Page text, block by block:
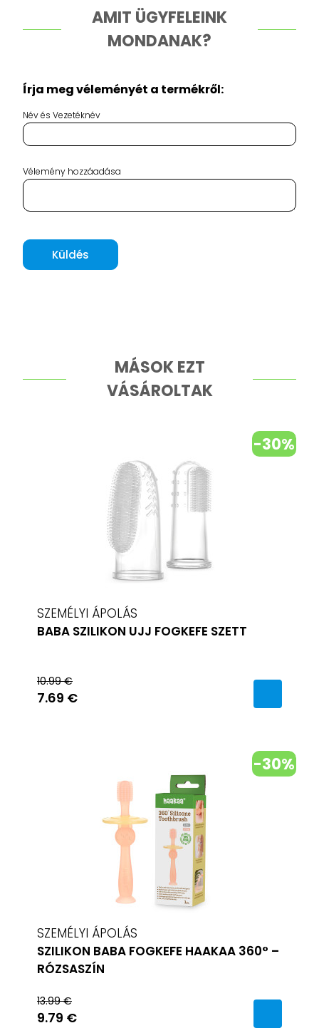
AMIT ÜGYFELEINK
MONDANAK?
Írja meg véleményét a termékről:
Név és Vezetéknév
Vélemény hozzáadása
Küldés
MÁSOK EZT
VÁSÁROLTAK
-30%
SZEMÉLYI ÁPOLÁS
BABA SZILIKON UJJ FOGKEFE SZETT
10.99 €
7.69 €
-30%
SZEMÉLYI ÁPOLÁS
SZILIKON BABA FOGKEFE HAAKAA 360° –
RÓZSASZÍN
13.99 €
9.79 €